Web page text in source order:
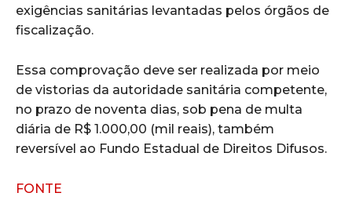
exigências sanitárias levantadas pelos órgãos de
fiscalização.
Essa comprovação deve ser realizada por meio
de vistorias da autoridade sanitária competente,
no prazo de noventa dias, sob pena de multa
diária de R$ 1.000,00 (mil reais), também
reversível ao Fundo Estadual de Direitos Difusos.
FONTE